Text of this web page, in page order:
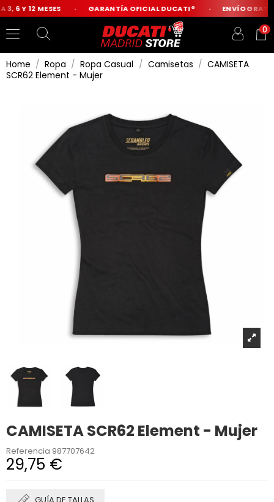
6 Y 12 MESES GARANTÍA OFICIAL DUCATI® ENVÍO
0
Home Ropa Ropa Casual Camisetas
CAMISETA
SCR62 Element - Mujer
CAMISETA SCR62 Element - Mujer
Referencia 987707642
29,75 €